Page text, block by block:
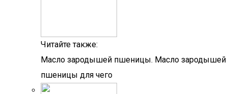
Читайте также:
Масло зародышей пшеницы. Масло зародышей
пшеницы для чего